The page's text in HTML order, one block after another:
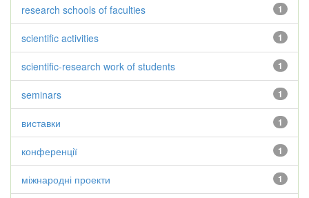
1
research schools of faculties
1
scientific activities
1
scientific-research work of students
1
seminars
1
виставки
1
конференції
1
міжнародні проекти